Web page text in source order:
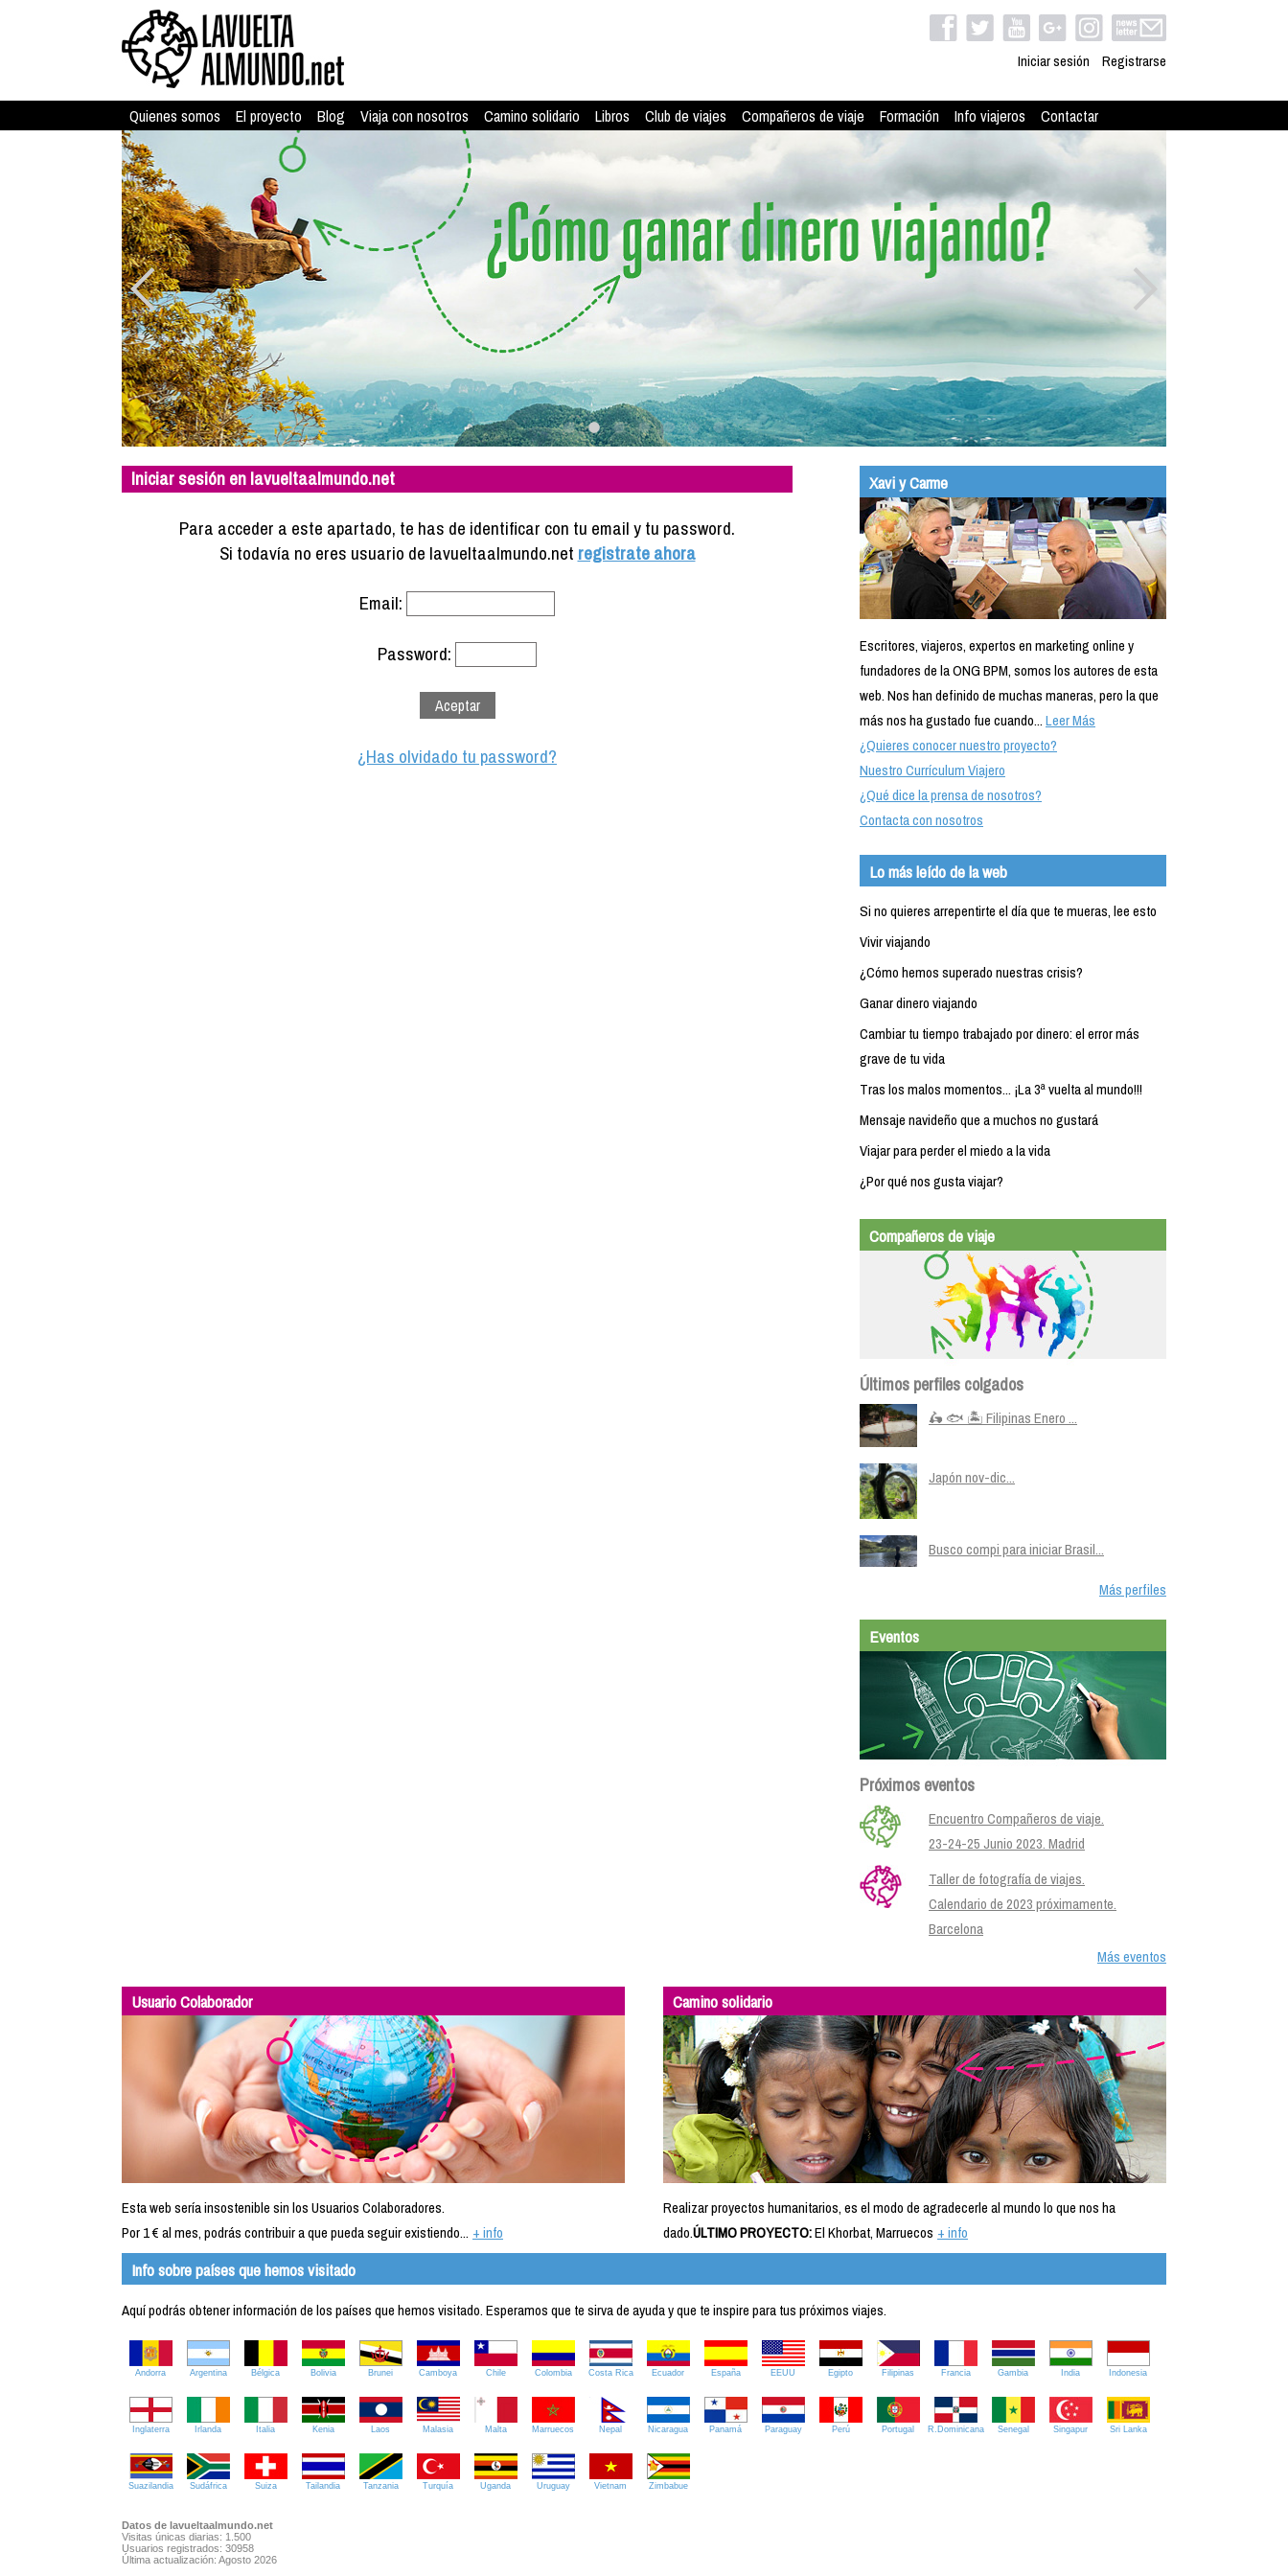
Iniciar sesión Registrarse
Quienes somos El proyecto Blog Viaja con nosotros Camino solidario Libros Club de viajes Compañeros de viaje Formación Info viajeros Contactar
Iniciar sesión en lavueltaalmundo.net
Para acceder a este apartado, te has de identificar con tu email y tu password.
Si todavía no eres usuario de lavueltaalmundo.net registrate ahora
Email:
Password:
¿Has olvidado tu password?
Xavi y Carme
Escritores, viajeros, expertos en marketing online y
fundadores de la ONG BPM, somos los autores de esta
web. Nos han definido de muchas maneras, pero la que
más nos ha gustado fue cuando...Leer Más
¿Quieres conocer nuestro proyecto?
Nuestro Currículum Viajero
¿Qué dice la prensa de nosotros?
Contacta con nosotros
Lo más leído de la web
Si no quieres arrepentirte el día que te mueras, lee esto
Vivir viajando
¿Cómo hemos superado nuestras crisis?
Ganar dinero viajando
Cambiar tu tiempo trabajado por dinero: el error más
grave de tu vida
Tras los malos momentos... ¡La 3ª vuelta al mundo!!!
Mensaje navideño que a muchos no gustará
Viajar para perder el miedo a la vida
¿Por qué nos gusta viajar?
Compañeros de viaje
Últimos perfiles colgados
🛵 🐟 🏝️ Filipinas Enero ...
Japón nov-dic...
Busco compi para iniciar Brasil...
Más perfiles
Eventos
Próximos eventos
Encuentro Compañeros de viaje.
23-24-25 Junio 2023. Madrid
Taller de fotografía de viajes.
Calendario de 2023 próximamente.
Barcelona
Más eventos
Usuario Colaborador
Esta web sería insostenible sin los Usuarios Colaboradores.
Por 1 € al mes, podrás contribuir a que pueda seguir existiendo... + info
Camino solidario
Realizar proyectos humanitarios, es el modo de agradecerle al mundo lo que nos ha
dado.ÚLTIMO PROYECTO:El Khorbat, Marruecos + info
Info sobre países que hemos visitado
Aquí podrás obtener información de los países que hemos visitado. Esperamos que te sirva de ayuda y que te inspire para tus próximos viajes.
Andorra Argentina Bélgica Bolivia Brunei Camboya Chile Colombia Costa Rica Ecuador España EEUU Egipto Filipinas Francia Gambia India Indonesia
Inglaterra Irlanda Italia Kenia Laos Malasia Malta Marruecos Nepal Nicaragua Panamá Paraguay Perú Portugal R.Dominicana Senegal Singapur Sri Lanka
Suazilandia Sudáfrica Suiza Tailandia Tanzania Turquía Uganda Uruguay Vietnam Zimbabue
Datos de lavueltaalmundo.net
Visitas únicas diarias: 1.500
Usuarios registrados: 30958
Última actualización: Agosto 2026